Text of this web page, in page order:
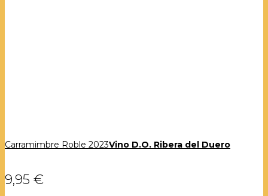
Carramimbre Roble 2023Vino D.O. Ribera del Duero
9,95 €